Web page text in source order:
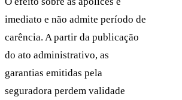
imediato e não admite período de
carência. A partir da publicação
do ato administrativo, as
garantias emitidas pela
seguradora perdem validade